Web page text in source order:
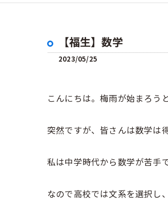
【福生】数学
2023/05/25
こんにちは。梅雨が始まろう
突然ですが、皆さんは数学は
私は中学時代から数学が苦手
なので高校では文系を選択し